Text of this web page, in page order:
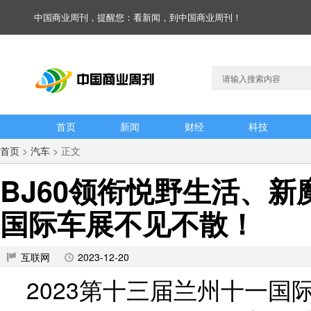
中国商业周刊，提醒您：看新闻，到中国商业周刊！
首页 新闻 财经
科技
首页 > 汽车 > 正文
BJ60领衔悦野生活、新
国际车展不见不散！
互联网 2023-12-20
2023第十三届兰州十一国